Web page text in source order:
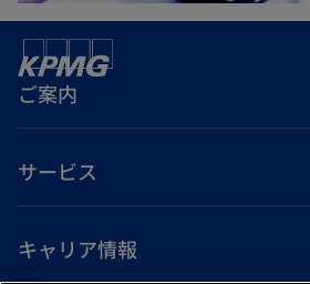
開
ご案内
サービス
キャリア情報